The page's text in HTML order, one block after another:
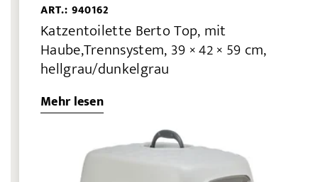
ART.: 940162
Katzentoilette Berto Top, mit
Haube,Trennsystem, 39 × 42 × 59 cm,
hellgrau/dunkelgrau
Mehr lesen